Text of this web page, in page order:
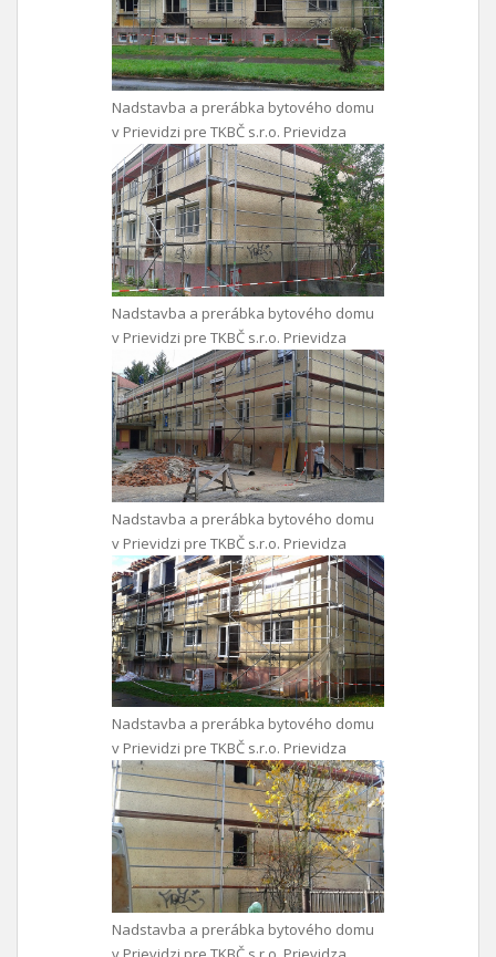
Nadstavba a prerábka bytového domu
v Prievidzi pre TKBČ s.r.o. Prievidza
Nadstavba a prerábka bytového domu
v Prievidzi pre TKBČ s.r.o. Prievidza
Nadstavba a prerábka bytového domu
v Prievidzi pre TKBČ s.r.o. Prievidza
Nadstavba a prerábka bytového domu
v Prievidzi pre TKBČ s.r.o. Prievidza
Nadstavba a prerábka bytového domu